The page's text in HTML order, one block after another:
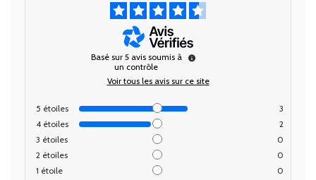
Basé sur 5 avis soumis à
un contrôle
Voir tous les avis sur ce site
5 étoiles
3
4 étoiles
2
3 étoiles
0
2 étoiles
0
1 étoile 0